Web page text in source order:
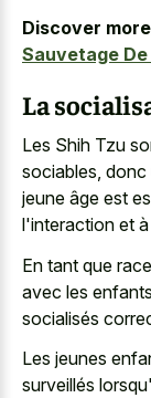
Discover
Sauvetage
La
Les Shih Tzu
sociables, donc
jeune âge est
l'interaction et
En tant que
avec les
socialisés
Les jeunes
surveillés